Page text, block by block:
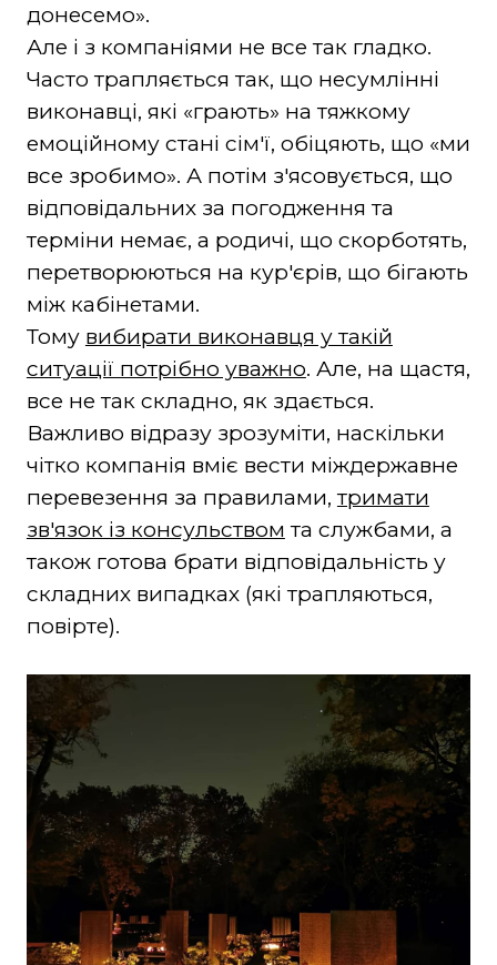
донесемо».
Але і з компаніями не все так гладко.
Часто трапляється так, що несумлінні
виконавці, які «грають» на тяжкому
емоційному стані сім'ї, обіцяють, що «ми
все зробимо». А потім з'ясовується, що
відповідальних за погодження та
терміни немає, а родичі, що скорботять,
перетворюються на кур'єрів, що бігають
між кабінетами.
Тому вибирати виконавця у такій
ситуації потрібно уважно. Але, на щастя,
все не так складно, як здається.
Важливо відразу зрозуміти, наскільки
чітко компанія вміє вести міждержавне
перевезення за правилами,тримати
зв'язок із консульством та службами, а
також готова брати відповідальність у
складних випадках (які трапляються,
повірте).